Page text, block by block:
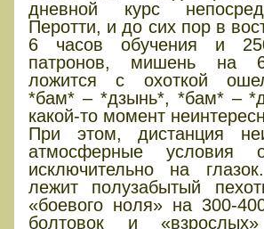
дневной курс
Перотти, и до сих пор в
6 часов обучения и
патронов, мишень на
ложится с охоткой
*бам* – *дзынь*, *бам* –
какой-то момент
При этом, дистанция
атмосферные условия
исключительно на
лежит полузабытый
«боевого ноля» на 300-
болтовок и